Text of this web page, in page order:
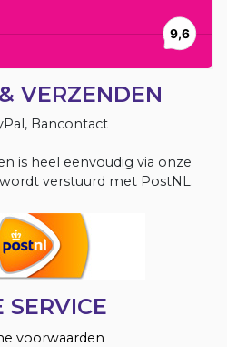
VERZENDEN
Bancontact
is heel eenvoudig via onze
verstuurd met PostNL.
SERVICE
voorwaarden